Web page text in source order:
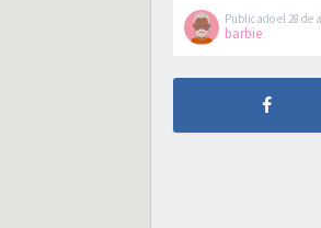
Publicado el 28 de
barbie